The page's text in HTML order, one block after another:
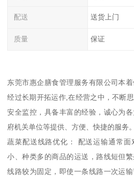
配送 送货上门
质量 保证
东莞市惠企膳食管理服务有限公司本
经过长期开拓运作,在经营之中，不断
安全监控，具备丰富的经验，诚心为
府机关单位等提供、方便、快捷的服务。
蔬菜配送线路优化： 配送运输通常
小、种类多的商品的运送，路线短但
线路较为固定，即使一条线路一次运